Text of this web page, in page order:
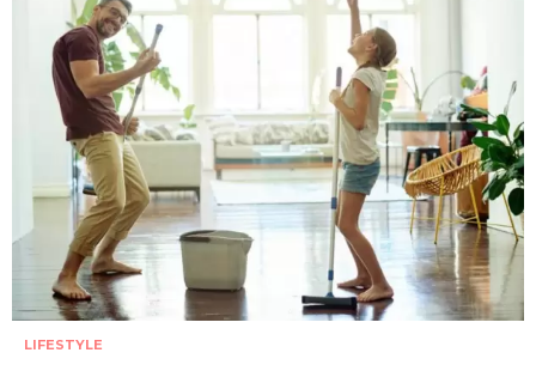
LIFESTYLE